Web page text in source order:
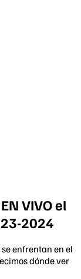
VIVO el
2024
enfrentan en el
dónde ver